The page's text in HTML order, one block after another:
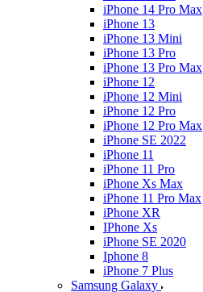
iPhone 14 Pro Max
iPhone 13
iPhone 13 Mini
iPhone 13 Pro
iPhone 13 Pro Max
iPhone 12
iPhone 12 Mini
iPhone 12 Pro
iPhone 12 Pro Max
iPhone SE 2022
iPhone 11
iPhone 11 Pro
iPhone Xs Max
iPhone 11 Pro Max
iPhone XR
IPhone Xs
iPhone SE 2020
Iphone 8
iPhone 7 Plus
Samsung Galaxy